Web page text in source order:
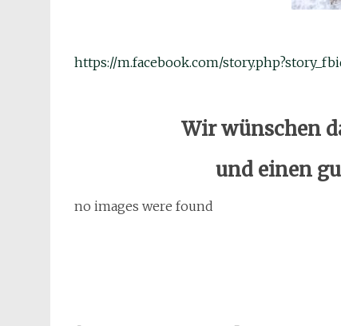
https://m.facebook.com/
Wir wünschen
und einen
no images were found